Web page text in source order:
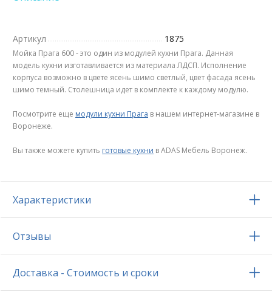
Артикул 1875
Мойка Прага 600 - это один из модулей кухни Прага. Данная
модель кухни изготавливается из материала ЛДСП. Исполнение
корпуса возможно в цвете ясень шимо светлый, цвет фасада ясень
шимо темный. Столешница идет в комплекте к каждому модулю.
Посмотрите еще модули кухни Прага в нашем интернет-магазине в
Воронеже.
Вы также можете купить готовые кухни в ADAS Мебель Воронеж.
Характеристики
Отзывы
Доставка - Стоимость и сроки